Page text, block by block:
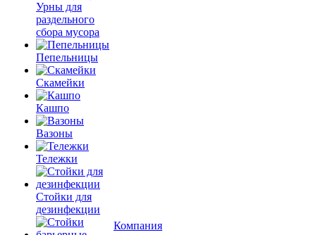
Урны для
раздельного
сбора мусора
Пепельницы
Скамейки
Кашпо
Вазоны
Тележки
Стойки для
дезинфекции
Компания